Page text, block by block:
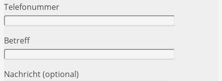
Telefonummer
Betreff
Nachricht (optional)